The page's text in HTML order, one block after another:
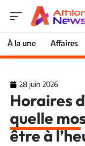
À la une Affaires
28 juin 2026
Horaires
quelle
être à